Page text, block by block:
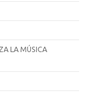
LA MÚSICA